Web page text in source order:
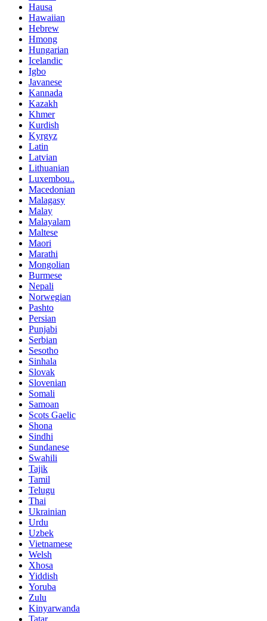
Hausa
Hawaiian
Hebrew
Hmong
Hungarian
Icelandic
Igbo
Javanese
Kannada
Kazakh
Khmer
Kurdish
Kyrgyz
Latin
Latvian
Lithuanian
Luxembou..
Macedonian
Malagasy
Malay
Malayalam
Maltese
Maori
Marathi
Mongolian
Burmese
Nepali
Norwegian
Pashto
Persian
Punjabi
Serbian
Sesotho
Sinhala
Slovak
Slovenian
Somali
Samoan
Scots Gaelic
Shona
Sindhi
Sundanese
Swahili
Tajik
Tamil
Telugu
Thai
Ukrainian
Urdu
Uzbek
Vietnamese
Welsh
Xhosa
Yiddish
Yoruba
Zulu
Kinyarwanda